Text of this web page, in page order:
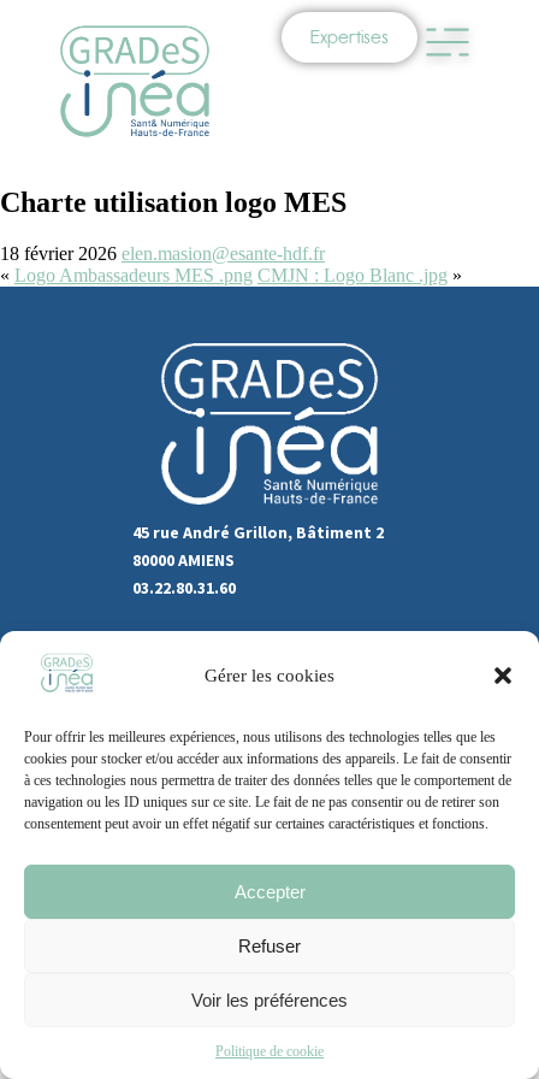
Gérer les cookies
Pour offrir les meilleures expériences, nous utilisons des technologies telles que les
cookies pour stocker et/ou accéder aux informations des appareils. Le fait de consentir
à ces technologies nous permettra de traiter des données telles que le comportement de
navigation ou les ID uniques sur ce site. Le fait de ne pas consentir ou de retirer son
consentement peut avoir un effet négatif sur certaines caractéristiques et fonctions.
Accepter
Refuser
Voir les préférences
Politique de cookie
Expertises
Charte utilisation logo MES
18 février 2026 elen.masion@esante-hdf.fr
« Logo Ambassadeurs MES .png CMJN : Logo Blanc .jpg »
45 rue André Grillon, Bâtiment 2
80000 AMIENS
03.22.80.31.60
Marchés publics
Recrutement
Contact
Mentions légales Politique de cookie CGU